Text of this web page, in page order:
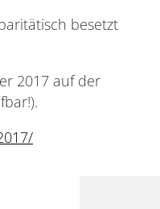
besetzt
2017 auf der